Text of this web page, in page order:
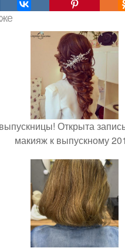
Открыта
макияж к выпускному